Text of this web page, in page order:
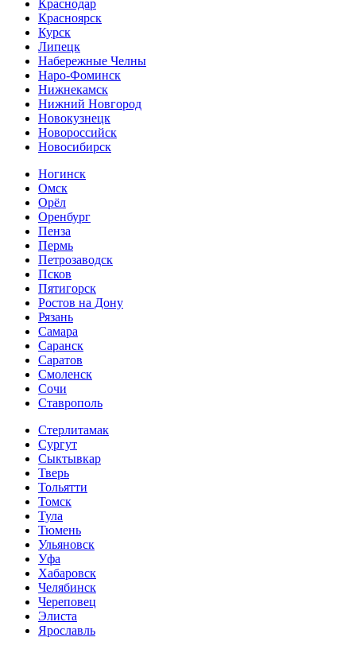
Краснодар
Красноярск
Курск
Липецк
Набережные Челны
Наро-Фоминск
Нижнекамск
Нижний Новгород
Новокузнецк
Новороссийск
Новосибирск
Ногинск
Омск
Орёл
Оренбург
Пенза
Пермь
Петрозаводск
Псков
Пятигорск
Ростов на Дону
Рязань
Самара
Саранск
Саратов
Смоленск
Сочи
Ставрополь
Стерлитамак
Сургут
Сыктывкар
Тверь
Тольятти
Томск
Тула
Тюмень
Ульяновск
Уфа
Хабаровск
Челябинск
Череповец
Элиста
Ярославль